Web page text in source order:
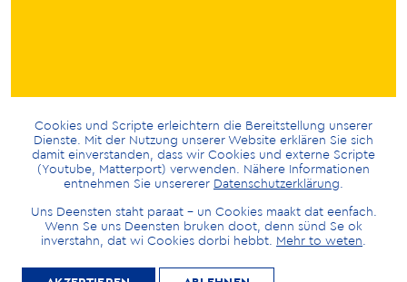
Cookies und Scripte erleichtern die Bereitstellung unserer
Dienste. Mit der Nutzung unserer Website erklären Sie sich
damit einverstanden, dass wir Cookies und externe Scripte
(Youtube, Matterport) verwenden. Nähere Informationen
entnehmen Sie unsererer Datenschutzerklärung
Uns Deensten staht paraat – un Cookies maakt dat eenfach.
Wenn Se uns Deensten bruken doot, denn sünd Se ok
inverstahn, dat wi Cookies dorbi hebbt. Mehr to weten